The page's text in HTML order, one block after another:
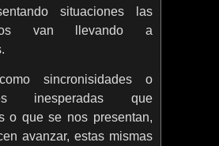
situaciones las
van llevando a
sincronisidades o
inesperadas que
o que se nos presentan,
avanzar, estas mismas